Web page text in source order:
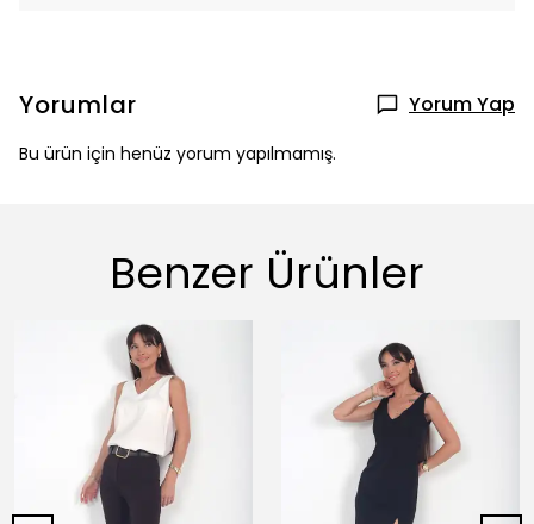
Yorumlar Yorum Yap
Bu ürün için henüz yorum yapılmamış.
Benzer Ürünler